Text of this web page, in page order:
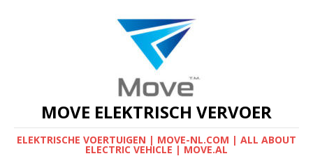
MOVE ELEKTRISCH VERVOER
ELEKTRISCHE VOERTUIGEN | MOVE-NL.COM | ALL ABOUT
ELECTRIC VEHICLE | MOVE.AL